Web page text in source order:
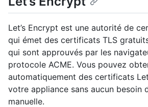
Let’s Encrypt est une autorité de
qui émet des certificats TLS
qui sont approuvés par les
protocole ACME. Vous pouvez
automatiquement des certificats
votre appliance sans aucun besoin
manuelle.